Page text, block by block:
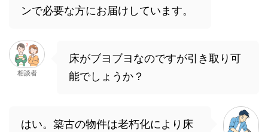
ンで必要な方にお届けしています。
相談者
床がブヨブヨなのですが引き取り可
能でしょうか？
はい。築古の物件は老朽化により床